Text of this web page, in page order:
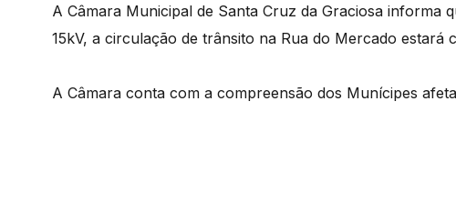
A Câmara Municipal de Santa Cruz da Graciosa informa
15kV, a circulação de trânsito na Rua do Mercado estará
A Câmara conta com a compreensão dos Munícipes